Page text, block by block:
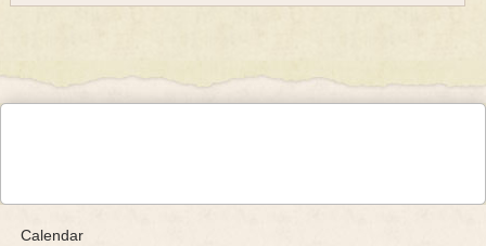
Calendar